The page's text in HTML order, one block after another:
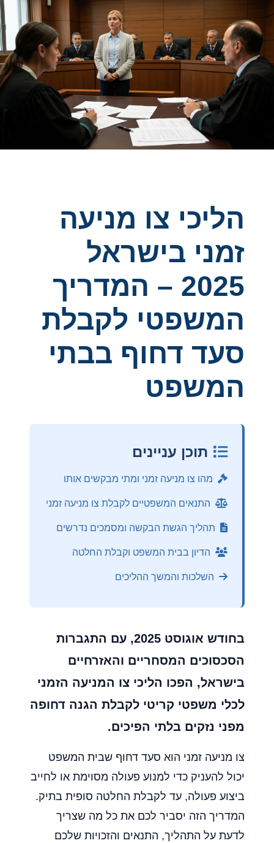
הליכי צו מניעה
זמני בישראל
2025 – המדריך
המשפטי לקבלת
סעד דחוף בבתי
המשפט
תוכן עניינים
מהו צו מניעה זמני ומתי מבקשים אותו
התנאים המשפטיים לקבלת צו מניעה זמני
תהליך הגשת הבקשה ומסמכים נדרשים
הדיון בבית המשפט וקבלת החלטה
השלכות והמשך ההליכים
בחודש אוגוסט 2025, עם התגברות
הסכסוכים המסחריים והאזרחיים
בישראל, הפכו הליכי צו המניעה הזמני
לכלי משפטי קריטי לקבלת הגנה דחופה
מפני נזקים בלתי הפיכים.
צו מניעה זמני הוא סעד דחוף שבית המשפט
יכול להעניק כדי למנוע פעולה מסוימת או לחייב
ביצוע פעולה, עד לקבלת החלטה סופית בתיק.
המדריך הזה יסביר לכם את כל מה שצריך
לדעת על התהליך, התנאים והזכויות שלכם